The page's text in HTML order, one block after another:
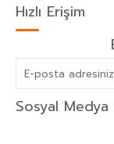
Hızlı Erişim
Sosyal Medya